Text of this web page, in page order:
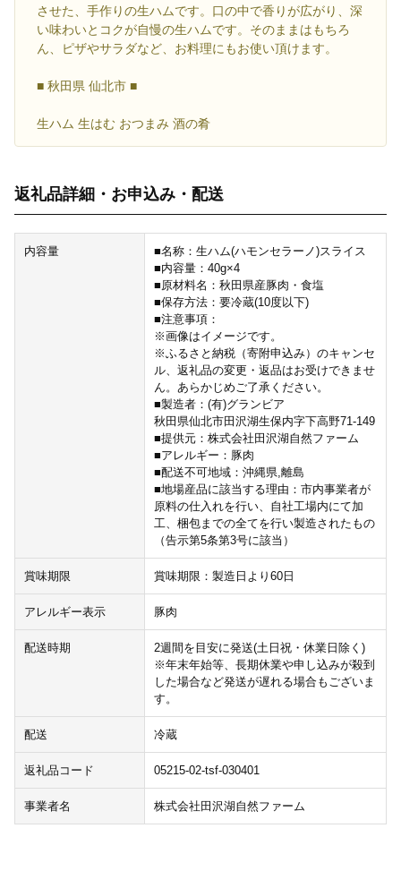
させた、手作りの生ハムです。口の中で香りが広がり、深
い味わいとコクが自慢の生ハムです。そのままはもちろ
ん、ピザやサラダなど、お料理にもお使い頂けます。
■ 秋田県 仙北市 ■
生ハム 生はむ おつまみ 酒の肴
返礼品詳細・お申込み・配送
内容量
■名称：生ハム(ハモンセラーノ)スライス
■内容量：40g×4
■原材料名：秋田県産豚肉・食塩
■保存方法：要冷蔵(10度以下)
■注意事項：
※画像はイメージです。
※ふるさと納税（寄附申込み）のキャンセ
ル、返礼品の変更・返品はお受けできませ
ん。あらかじめご了承ください。
■製造者：(有)グランビア
秋田県仙北市田沢湖生保内字下高野71-149
■提供元：株式会社田沢湖自然ファーム
■アレルギー：豚肉
■配送不可地域：沖縄県,離島
■地場産品に該当する理由：市内事業者が
原料の仕入れを行い、自社工場内にて加
工、梱包までの全てを行い製造されたもの
（告示第5条第3号に該当）
賞味期限 賞味期限：製造日より60日
アレルギー表示 豚肉
配送時期
2週間を目安に発送(土日祝・休業日除く)
※年末年始等、長期休業や申し込みが殺到
した場合など発送が遅れる場合もございま
す。
配送 冷蔵
返礼品コード 05215-02-tsf-030401
事業者名 株式会社田沢湖自然ファーム